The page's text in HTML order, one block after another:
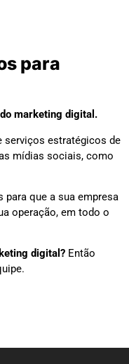
para
marketing digital.
serviços estratégicos de
mídias sociais, como
que a sua empresa
operação, em todo o
digital? Então